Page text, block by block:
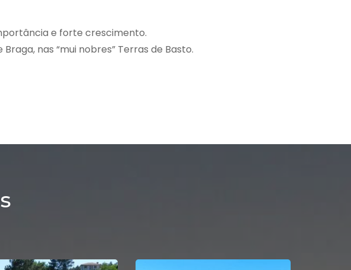
e forte crescimento.
nas “mui nobres” Terras de Basto.